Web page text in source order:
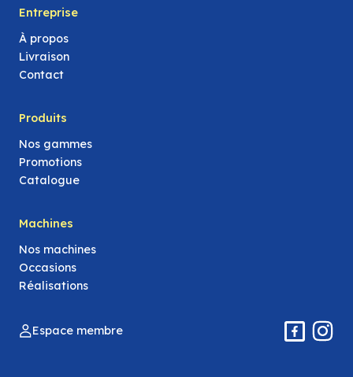
Entreprise
À propos
Livraison
Contact
Produits
Nos gammes
Promotions
Catalogue
Machines
Nos machines
Occasions
Réalisations
Espace membre